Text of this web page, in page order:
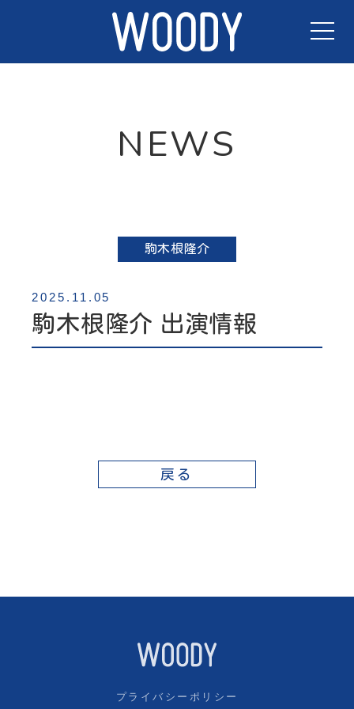
TOP
ACTORS
NEWS
駒木根隆介
2025.11.05
駒木根隆介 出演情報
戻る
プライバシーポリシー